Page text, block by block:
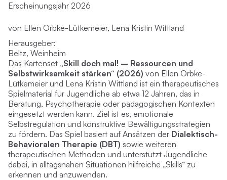
Erscheinungsjahr 2026
von Ellen Orbke-Lütkemeier, Lena Kristin Wittland
Herausgeber:
Beltz, Weinheim
Das Kartenset „Skill doch mal! – Ressourcen und
Selbstwirksamkeit stärken“ (2026) von Ellen Orbke-
Lütkemeier und Lena Kristin Wittland ist ein therapeutisches
Spielmaterial für Jugendliche ab etwa 12 Jahren, das in
Beratung, Psychotherapie oder pädagogischen Kontexten
eingesetzt werden kann. Ziel ist es, emotionale
Selbstregulation und konstruktive Bewältigungsstrategien
zu fördern. Das Spiel basiert auf Ansätzen der Dialektisch-
Behavioralen Therapie (DBT) sowie weiteren
therapeutischen Methoden und unterstützt Jugendliche
dabei, in alltagsnahen Situationen hilfreiche „Skills“ zu
erkennen und anzuwenden.